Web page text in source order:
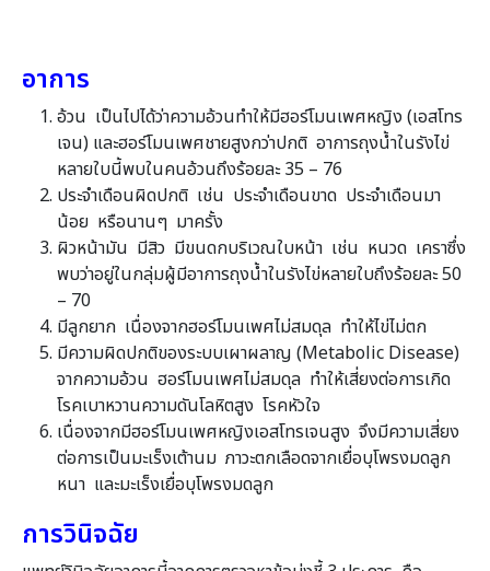
อาการ
อ้วน เป็นไปได้ว่าความอ้วนทำให้มีฮอร์โมนเพศหญิง (เอสโทร
เจน) และฮอร์โมนเพศชายสูงกว่าปกติ อาการถุงน้ำในรังไข่
หลายใบนี้พบในคนอ้วนถึงร้อยละ 35 – 76
ประจำเดือนผิดปกติ เช่น ประจำเดือนขาด ประจำเดือนมา
น้อย หรือนานๆ มาครั้ง
ผิวหน้ามัน มีสิว มีขนดกบริเวณใบหน้า เช่น หนวด เคราซึ่ง
พบว่าอยู่ในกลุ่มผู้มีอาการถุงน้ำในรังไข่หลายใบถึงร้อยละ 50
– 70
มีลูกยาก เนื่องจากฮอร์โมนเพศไม่สมดุล ทำให้ไข่ไม่ตก
มีความผิดปกติของระบบเผาผลาญ (Metabolic Disease)
จากความอ้วน ฮอร์โมนเพศไม่สมดุล ทำให้เสี่ยงต่อการเกิด
โรคเบาหวานความดันโลหิตสูง โรคหัวใจ
เนื่องจากมีฮอร์โมนเพศหญิงเอสโทรเจนสูง จึงมีความเสี่ยง
ต่อการเป็นมะเร็งเต้านม ภาวะตกเลือดจากเยื่อบุโพรงมดลูก
หนา และมะเร็งเยื่อบุโพรงมดลูก
การวินิจฉัย